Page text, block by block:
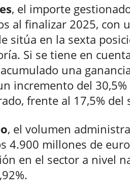
, el importe
al finalizar 2025, con
sitúa en la sexta
Si se tiene en
una
incremento del 30,5%
frente al 17,5% del
, el volumen
4.900 millones de
en el sector a nivel